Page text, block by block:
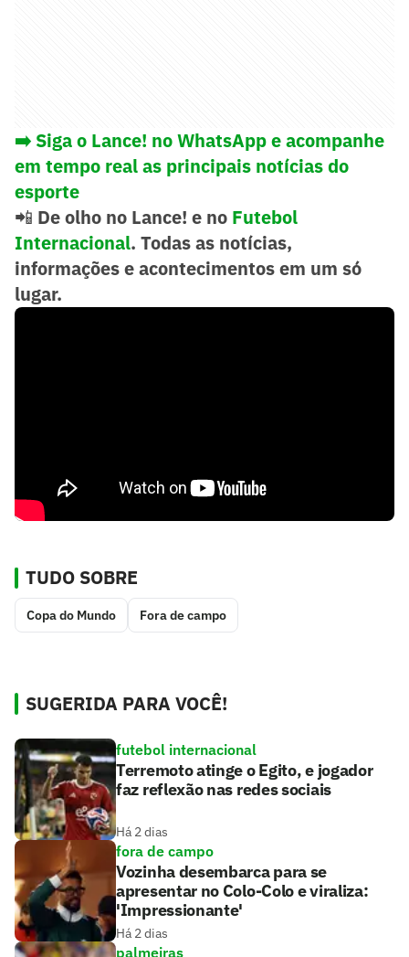
➡️ Siga o Lance! no WhatsApp e acompanhe
em tempo real as principais notícias do
esporte
📲 De olho no Lance! e no Futebol
Internacional. Todas as notícias,
informações e acontecimentos em um só
lugar.
TUDO SOBRE
Copa do Mundo Fora de campo
SUGERIDA PARA VOCÊ!
futebol internacional
Terremoto atinge o Egito, e jogador
faz reflexão nas redes sociais
Há 2 dias
fora de campo
Vozinha desembarca para se
apresentar no Colo-Colo e viraliza:
'Impressionante'
Há 2 dias
palmeiras